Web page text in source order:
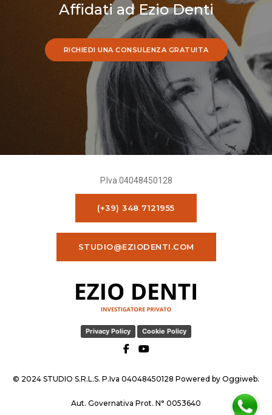
Affidati ad Ezio Denti
RICHIEDI UNA CONSULENZA GRATUITA
P.Iva 04048450128
(+39) 348 7121955
STUDIO@EZIODENTI.COM
Privacy Policy Cookie Policy
© 2024 STUDIO S.R.L.S. P.Iva 04048450128 Powered by Oggiweb.
Aut. Governativa Prot. N° 0053640